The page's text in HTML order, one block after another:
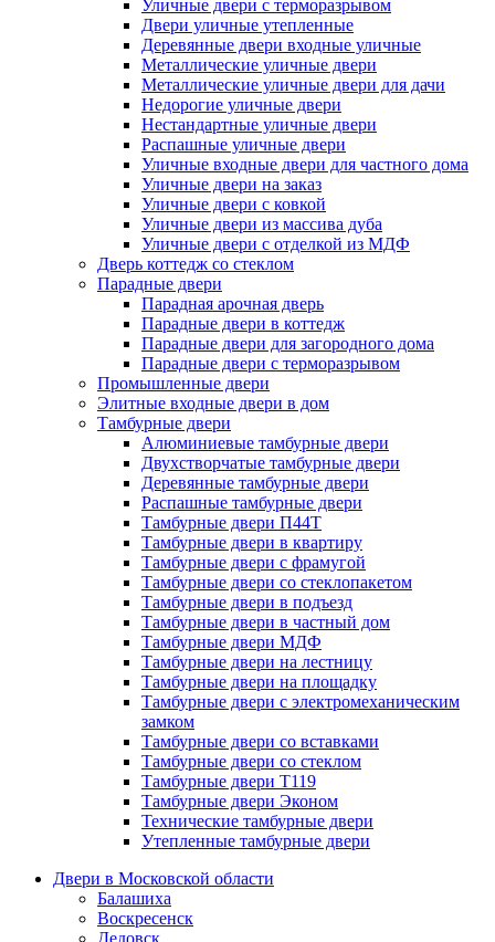
Уличные двери с терморазрывом
Двери уличные утепленные
Деревянные двери входные уличные
Металлические уличные двери
Металлические уличные двери для дачи
Недорогие уличные двери
Нестандартные уличные двери
Распашные уличные двери
Уличные входные двери для частного дома
Уличные двери на заказ
Уличные двери с ковкой
Уличные двери из массива дуба
Уличные двери с отделкой из МДФ
Дверь коттедж со стеклом
Парадные двери
Парадная арочная дверь
Парадные двери в коттедж
Парадные двери для загородного дома
Парадные двери с терморазрывом
Промышленные двери
Элитные входные двери в дом
Тамбурные двери
Алюминиевые тамбурные двери
Двухстворчатые тамбурные двери
Деревянные тамбурные двери
Распашные тамбурные двери
Тамбурные двери П44Т
Тамбурные двери в квартиру
Тамбурные двери с фрамугой
Тамбурные двери со стеклопакетом
Тамбурные двери в подъезд
Тамбурные двери в частный дом
Тамбурные двери МДФ
Тамбурные двери на лестницу
Тамбурные двери на площадку
Тамбурные двери с электромеханическим
замком
Тамбурные двери со вставками
Тамбурные двери со стеклом
Тамбурные двери Т119
Тамбурные двери Эконом
Технические тамбурные двери
Утепленные тамбурные двери
Двери в Московской области
Балашиха
Воскресенск
Дедовск